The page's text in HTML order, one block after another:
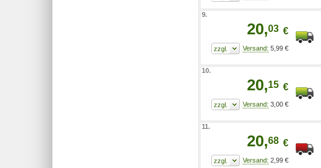
9.
20,03 €
5,99 €
10.
20,15 €
3,00 €
11.
20,68 €
2,99 €